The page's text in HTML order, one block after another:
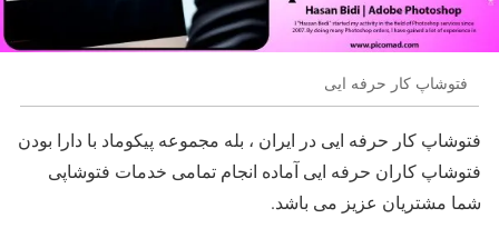
فتوشاپ کار حرفه ایی
فتوشاپ کار حرفه ایی در ایران ، بله مجموعه پیکوماد با دارا بودن
فتوشاپ کاران حرفه ایی آماده انجام تمامی خدمات فتوشاپی
شما مشتریان عزیز می باشد.